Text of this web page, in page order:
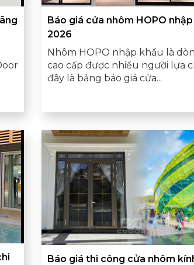
Báo giá cửa nhôm HOPO
2026
Nhôm HOPO nhập khẩu là
cao cấp được nhiều người lựa
đây là bảng báo giá cửa...
Báo giá thi công cửa nhôm